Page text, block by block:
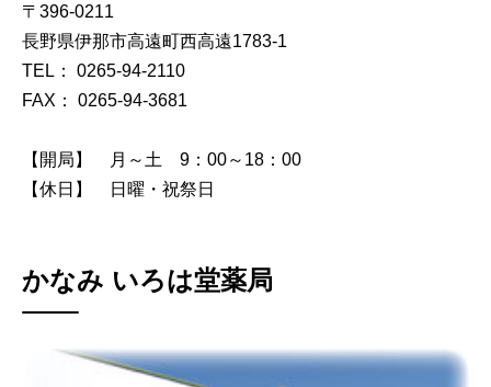
〒396-0211
長野県伊那市高遠町西高遠1783-1
TEL： 0265-94-2110
FAX： 0265-94-3681
【開局】 月～土 9：00～18：00
【休日】 日曜・祝祭日
かなみ いろは堂薬局